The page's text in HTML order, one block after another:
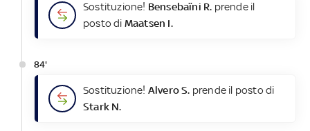
Sostituzione! Bensebaïni R. prende il
posto di Maatsen I.
84'
Sostituzione! Alvero S. prende il posto di
Stark N.